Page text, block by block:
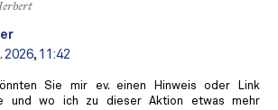
2026, 11:42
Sie mir ev. einen Hinweis oder Link
und wo ich zu dieser Aktion etwas mehr